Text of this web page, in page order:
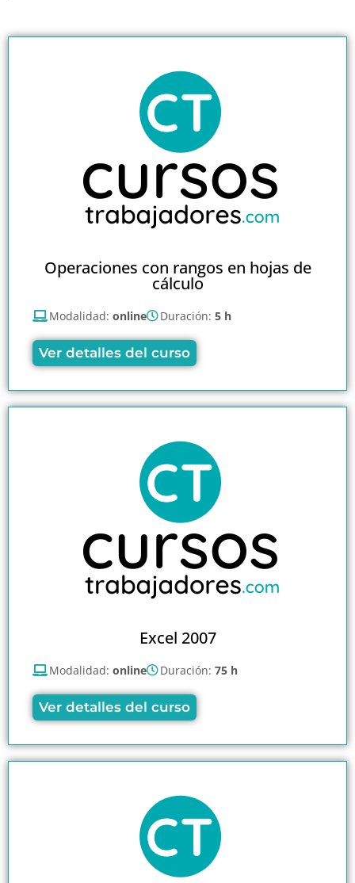
Operaciones con rangos en hojas de
cálculo
Modalidad: online Duración: 5 h
Ver detalles del curso
Excel 2007
Modalidad: online Duración: 75 h
Ver detalles del curso